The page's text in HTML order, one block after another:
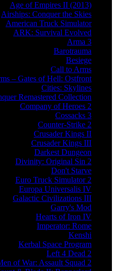
Age of Empires II (2013)
Airships: Conquer the Skies
American Truck Simulator
ARK: Survival Evolved
Arma 3
Barotrauma
Besiege
Call to Arms
– Gates of Hell: Ostfront
Cities: Skylines
Remastered Collection
Company of Heroes 2
Cossacks 3
Counter-Strike 2
Crusader Kings II
Crusader Kings III
Darkest Dungeon
Divinity: Original Sin 2
Don't Starve
Euro Truck Simulator 2
Europa Universalis IV
Galactic Civilizations III
Garry's Mod
Hearts of Iron IV
Imperator: Rome
Kenshi
Kerbal Space Program
Left 4 Dead 2
of War: Assault Squad 2